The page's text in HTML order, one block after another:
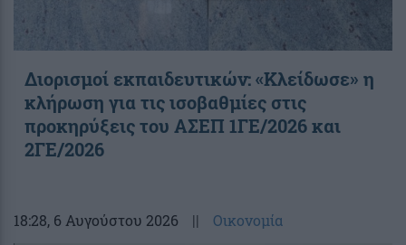
Διορισμοί εκπαιδευτικών: «Κλείδωσε» η
κλήρωση για τις ισοβαθμίες στις
προκηρύξεις του ΑΣΕΠ 1ΓΕ/2026 και
2ΓΕ/2026
18:28, 6 Αυγούστου 2026 || Οικονομία